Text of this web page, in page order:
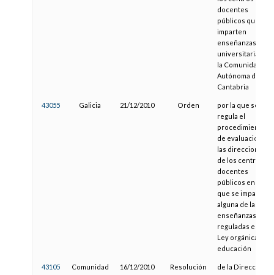
docentes
públicos que
imparten
enseñanzas no
universitarias en
la Comunidad
Autónoma de
Cantabria
43055 Galicia 21/12/2010 Orden
por la que se
regula el
procedimiento
de evaluación de
las direcciones
de los centros
docentes
públicos en los
que se imparten
alguna de las
enseñanzas
reguladas en la
Ley orgánica de
educación
43105
Comunidad
16/12/2010 Resolución
de la Dirección